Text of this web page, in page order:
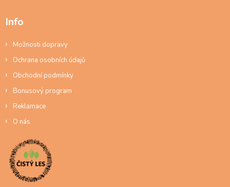
Info
Možnosti dopravy
Ochrana osobních údajů
Obchodní podmínky
Bonusový program
Reklamace
O nás